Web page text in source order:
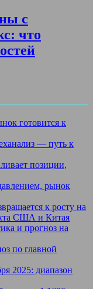
с
что
готовится к
— путь к
позиции,
рынок
к росту на
США и Китая
и прогноз на
по главной
2025: диапазон